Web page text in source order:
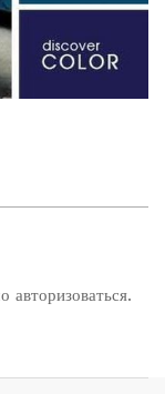
авторизоваться.